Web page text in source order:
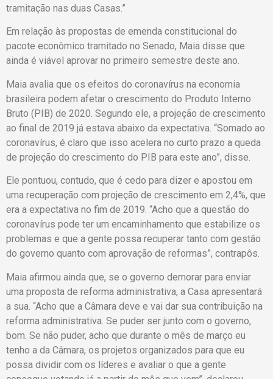
tramitação nas duas Casas.”
Em relação às propostas de emenda constitucional do
pacote econômico tramitado no Senado, Maia disse que
ainda é viável aprovar no primeiro semestre deste ano.
Maia avalia que os efeitos do coronavírus na economia
brasileira podem afetar o crescimento do Produto Interno
Bruto (PIB) de 2020. Segundo ele, a projeção de crescimento
ao final de 2019 já estava abaixo da expectativa. “Somado ao
coronavírus, é claro que isso acelera no curto prazo a queda
de projeção do crescimento do PIB para este ano”, disse.
Ele pontuou, contudo, que é cedo para dizer e apostou em
uma recuperação com projeção de crescimento em 2,4%, que
era a expectativa no fim de 2019. “Acho que a questão do
coronavírus pode ter um encaminhamento que estabilize os
problemas e que a gente possa recuperar tanto com gestão
do governo quanto com aprovação de reformas”, contrapôs.
Maia afirmou ainda que, se o governo demorar para enviar
uma proposta de reforma administrativa, a Casa apresentará
a sua. “Acho que a Câmara deve e vai dar sua contribuição na
reforma administrativa. Se puder ser junto com o governo,
bom. Se não puder, acho que durante o mês de março eu
tenho a da Câmara, os projetos organizados para que eu
possa dividir com os líderes e avaliar o que a gente